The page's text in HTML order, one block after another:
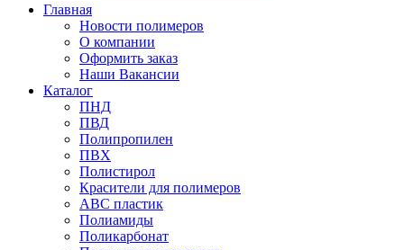
Главная
Новости полимеров
О компании
Оформить заказ
Наши Вакансии
Каталог
ПНД
ПВД
Полипропилен
ПВХ
Полистирол
Красители для полимеров
АВС пластик
Полиамиды
Поликарбонат